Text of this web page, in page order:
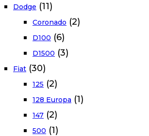
Dodge (11)
Coronado (2)
D100 (6)
D1500 (3)
Fiat (30)
125 (2)
128 Europa (1)
147 (2)
500 (1)